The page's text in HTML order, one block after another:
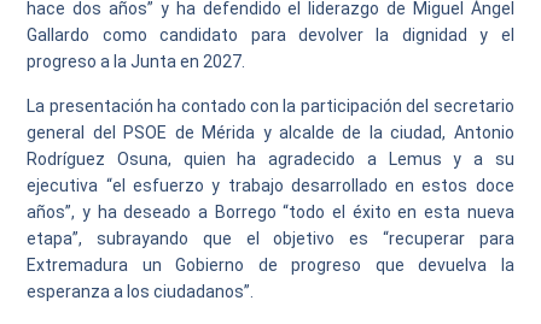
hace dos años” y ha defendido el liderazgo de Miguel Ángel
Gallardo como candidato para devolver la dignidad y el
progreso a la Junta en 2027.
La presentación ha contado con la participación del secretario
general del PSOE de Mérida y alcalde de la ciudad, Antonio
Rodríguez Osuna, quien ha agradecido a Lemus y a su
ejecutiva “el esfuerzo y trabajo desarrollado en estos doce
años”, y ha deseado a Borrego “todo el éxito en esta nueva
etapa”, subrayando que el objetivo es “recuperar para
Extremadura un Gobierno de progreso que devuelva la
esperanza a los ciudadanos”.